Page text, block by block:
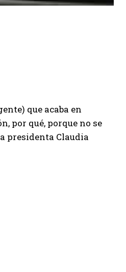
que acaba en
por qué, porque no se
presidenta Claudia